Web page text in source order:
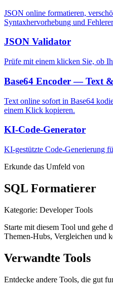
JSON online formatieren,
Syntaxhervorhebung und
JSON Validator
Prüfe mit einem klicken Sie, ob
Base64 Encoder — Text
Text online sofort in Base64
einem Klick kopieren.
KI-Code-Generator
KI-gestützte Code-Generierung
Erkunde das Umfeld von
SQL Formatierer
Kategorie: Developer Tools
Starte mit diesem Tool und gehe
Themen-Hubs, Vergleichen und
Verwandte Tools
Entdecke andere Tools, die gut